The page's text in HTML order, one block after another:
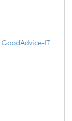
GoodAdvice-IT